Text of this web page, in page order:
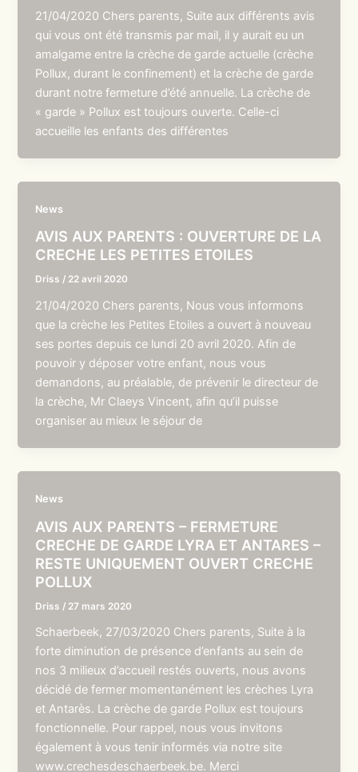
21/04/2020 Chers parents, Suite aux différents avis
qui vous ont été transmis par mail, il y aurait eu un
amalgame entre la crèche de garde actuelle (crèche
Pollux, durant le confinement) et la crèche de garde
durant notre fermeture d’été annuelle. La crèche de
« garde » Pollux est toujours ouverte. Celle-ci
accueille les enfants des différentes
News
AVIS AUX PARENTS : OUVERTURE DE LA
CRECHE LES PETITES ETOILES
Driss / 22 avril 2020
21/04/2020 Chers parents, Nous vous informons
que la crèche les Petites Etoiles a ouvert à nouveau
ses portes depuis ce lundi 20 avril 2020. Afin de
pouvoir y déposer votre enfant, nous vous
demandons, au préalable, de prévenir le directeur de
la crèche, Mr Claeys Vincent, afin qu’il puisse
organiser au mieux le séjour de
News
AVIS AUX PARENTS – FERMETURE
CRECHE DE GARDE LYRA ET ANTARES –
RESTE UNIQUEMENT OUVERT CRECHE
POLLUX
Driss / 27 mars 2020
Schaerbeek, 27/03/2020 Chers parents, Suite à la
forte diminution de présence d’enfants au sein de
nos 3 milieux d’accueil restés ouverts, nous avons
décidé de fermer momentanément les crèches Lyra
et Antarès. La crèche de garde Pollux est toujours
fonctionnelle. Pour rappel, nous vous invitons
également à vous tenir informés via notre site
www.crechesdeschaerbeek.be. Merci